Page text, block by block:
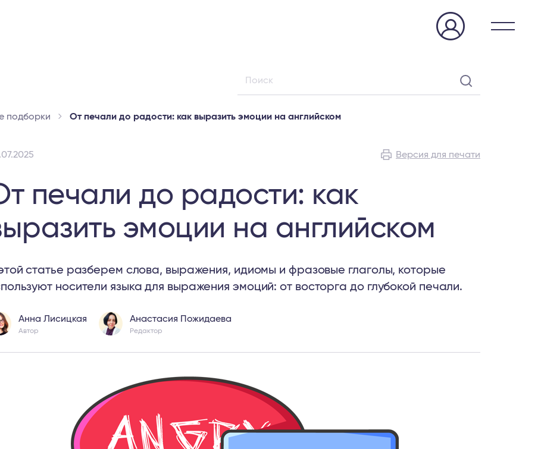
подборки От печали до радости: как выразить эмоции на английском
Версия для печати
печали до радости: как
эмоции на английском
статье разберем слова, выражения, идиомы и фразовые глаголы, которые
носители языка для выражения эмоций: от восторга до глубокой печали.
Анна Лисицкая
Автор
Анастасия Пожидаева
Редактор